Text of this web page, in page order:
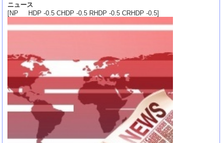
ニュース
[NP HDP -0.5 CHDP -0.5 RHDP -0.5 CRHDP -0.5]